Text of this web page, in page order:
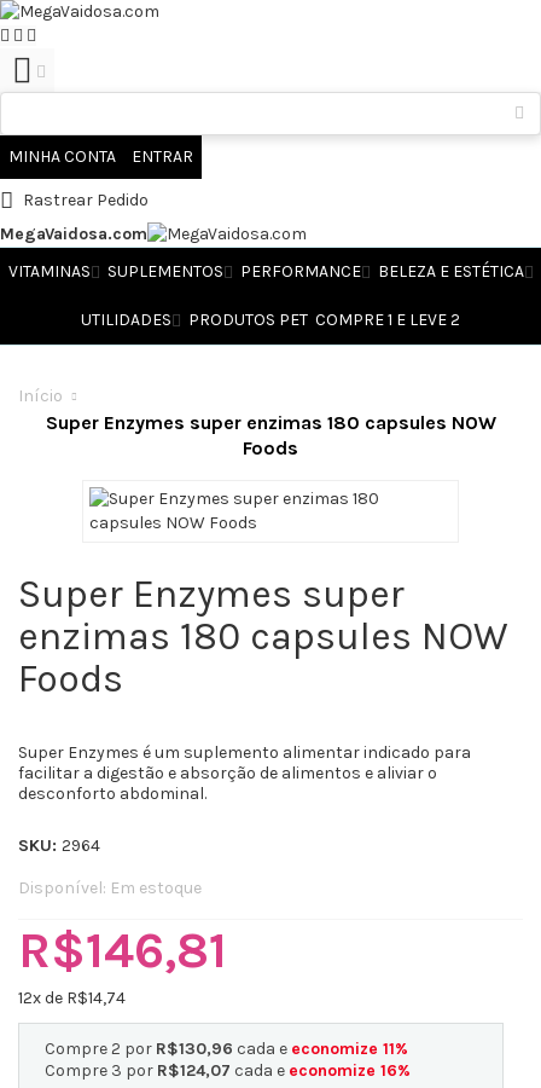
MINHA CONTA ENTRAR
Rastrear Pedido
MegaVaidosa.com
VITAMINAS
SUPLEMENTOS PERFORMANCE BELEZA E ESTÉTICA
UTILIDADES PRODUTOS PET COMPRE 1 E LEVE 2
Início
Super Enzymes super enzimas 180 capsules NOW
Foods
Super Enzymes super
enzimas 180 capsules NOW
Foods
Super Enzymes é um suplemento alimentar indicado para
facilitar a digestão e absorção de alimentos e aliviar o
desconforto abdominal.
SKU: 2964
Disponível: Em estoque
R$146,81
12x de R$14,74
Compre 2 por R$130,96 cada e economize 11%
Compre 3 por R$124,07 cada e economize 16%